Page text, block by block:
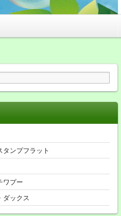
タンプフラット
ワプー
ダックス